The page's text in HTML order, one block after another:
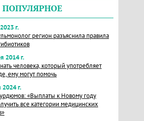
г.
регион разъяснила правила
2014 г.
человека, который употребляет
ему могут помочь
2024 г.
«Выплаты к Новому году
все категории медицинских